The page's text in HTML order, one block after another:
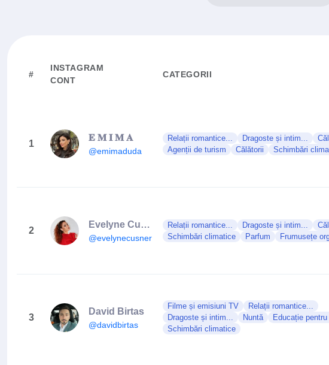
#
INSTAGRAM
CONT
CATEGORII
1
𝐄 𝐌 𝐈 𝐌 𝐀
@emimaduda
Relații romantice... Dragoste și intim...
Agenții de turism
Călătorii Schimbări
2
Evelyne Cusner
@evelynecusner
Relații romantice... Dragoste și intim...
Schimbări climatice
Parfum Frumusețe
3
David Birtas
@davidbirtas
Filme și emisiuni TV
Relații romantice...
Dragoste și intim...
Nuntă
Educație
Schimbări climatice